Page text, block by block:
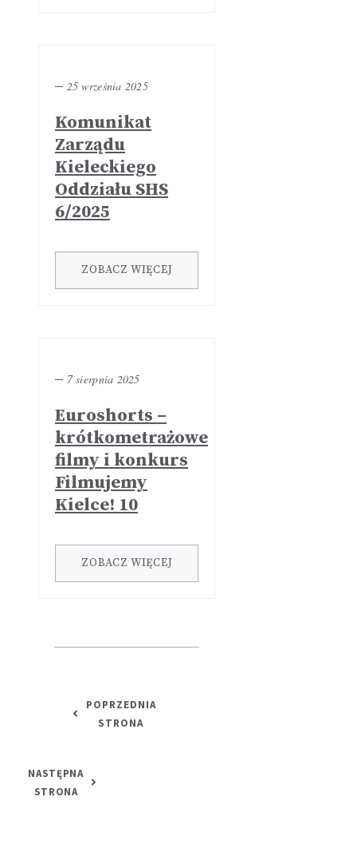
─ 25 września 2025
Komunikat
Zarządu
Kieleckiego
Oddziału SHS
6/2025
ZOBACZ WIĘCEJ
─ 7 sierpnia 2025
Euroshorts –
krótkometrażowe
filmy i konkurs
Filmujemy
Kielce! 10
ZOBACZ WIĘCEJ
POPRZEDNIA
STRONA
NASTĘPNA
STRONA